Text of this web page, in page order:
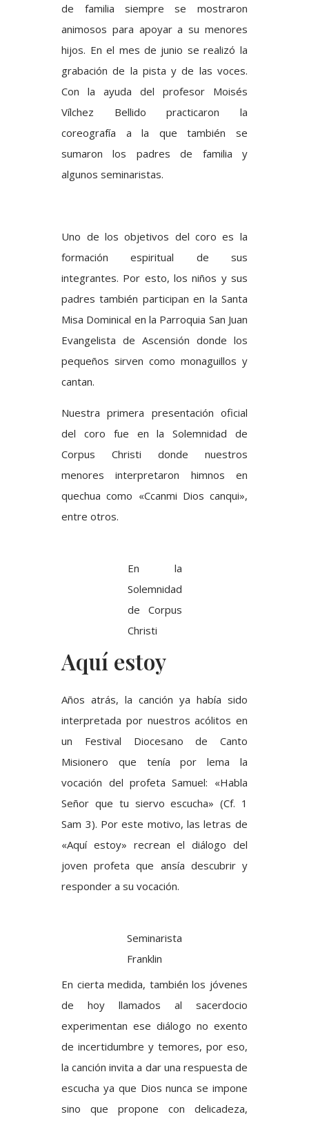
de familia siempre se mostraron
animosos para apoyar a su menores
hijos. En el mes de junio se realizó la
grabación de la pista y de las voces.
Con la ayuda del profesor Moisés
Vílchez Bellido practicaron la
coreografía a la que también se
sumaron los padres de familia y
algunos seminaristas.
Uno de los objetivos del coro es la
formación espiritual de sus
integrantes. Por esto, los niños y sus
padres también participan en la Santa
Misa Dominical en la Parroquia San Juan
Evangelista de Ascensión donde los
pequeños sirven como monaguillos y
cantan.
Nuestra primera presentación oficial
del coro fue en la Solemnidad de
Corpus Christi donde nuestros
menores interpretaron himnos en
quechua como «Ccanmi Dios canqui»,
entre otros.
En la
Solemnidad
de Corpus
Christi
Aquí estoy
Años atrás, la canción ya había sido
interpretada por nuestros acólitos en
un Festival Diocesano de Canto
Misionero que tenía por lema la
vocación del profeta Samuel: «Habla
Señor que tu siervo escucha» (Cf. 1
Sam 3). Por este motivo, las letras de
«Aquí estoy» recrean el diálogo del
joven profeta que ansía descubrir y
responder a su vocación.
Seminarista
Franklin
En cierta medida, también los jóvenes
de hoy llamados al sacerdocio
experimentan ese diálogo no exento
de incertidumbre y temores, por eso,
la canción invita a dar una respuesta de
escucha ya que Dios nunca se impone
sino que propone con delicadeza,